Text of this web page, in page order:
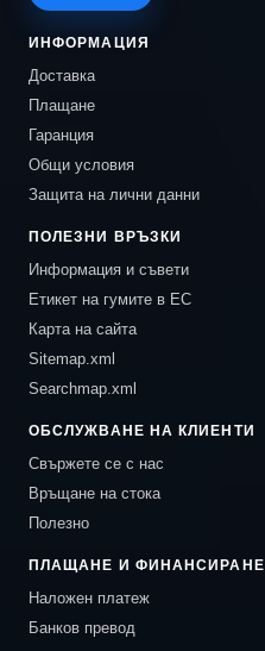
ИНФОРМАЦИЯ
Доставка
Плащане
Гаранция
Общи условия
Защита на лични данни
ПОЛЕЗНИ ВРЪЗКИ
Информация и съвети
Етикет на гумите в ЕС
Карта на сайта
Sitemap.xml
Searchmap.xml
ОБСЛУЖВАНЕ НА КЛИЕНТИ
Свържете се с нас
Връщане на стока
Полезно
ПЛАЩАНЕ И ФИНАНСИРАНЕ
Наложен платеж
Банков превод